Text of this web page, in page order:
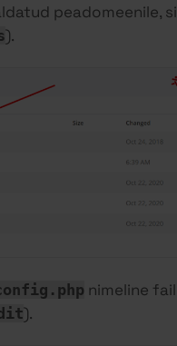
peadomeenile,
).
nimeline fail
).